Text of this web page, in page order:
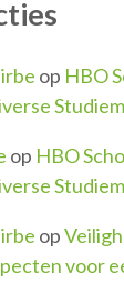
op HBO
op HBO
op
voor